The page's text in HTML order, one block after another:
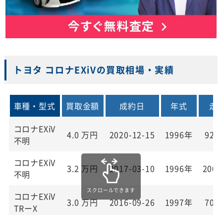
トヨタ コロナEXiVの買取相場・実績
車種・型式 買取金額 成約日 年式
走
コロナEXiV
不明
4.0 万円 2020-12-15 1996年
コロナEXiV
不明
3.2 万円 2017-03-10 1996年
コロナEXiV
TRーX
3.0万円 2016-09-26 1997年